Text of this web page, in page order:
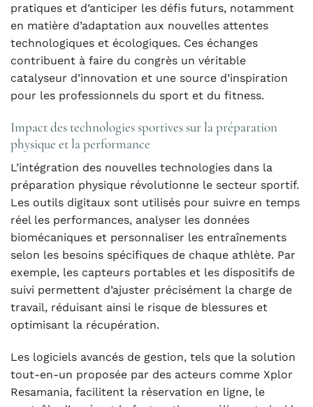
pratiques et d’anticiper les défis futurs, notamment
en matière d’adaptation aux nouvelles attentes
technologiques et écologiques. Ces échanges
contribuent à faire du congrès un véritable
catalyseur d’innovation et une source d’inspiration
pour les professionnels du sport et du fitness.
Impact des technologies sportives sur la préparation
physique et la performance
L’intégration des nouvelles technologies dans la
préparation physique révolutionne le secteur sportif.
Les outils digitaux sont utilisés pour suivre en temps
réel les performances, analyser les données
biomécaniques et personnaliser les entraînements
selon les besoins spécifiques de chaque athlète. Par
exemple, les capteurs portables et les dispositifs de
suivi permettent d’ajuster précisément la charge de
travail, réduisant ainsi le risque de blessures et
optimisant la récupération.
Les logiciels avancés de gestion, tels que la solution
tout-en-un proposée par des acteurs comme Xplor
Resamania, facilitent la réservation en ligne, le